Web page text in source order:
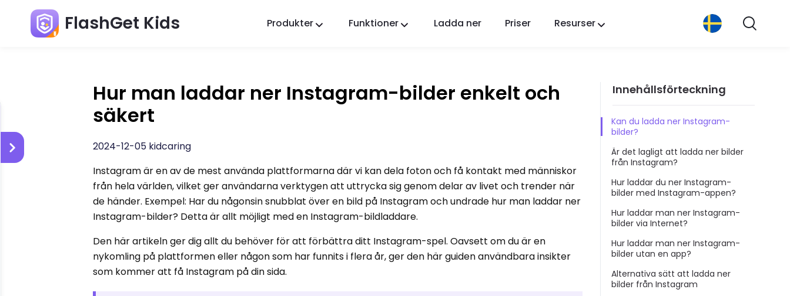
FlashGet Kids Produkter
FlashGet Finder
Funktioner Ladda ner Priser Resurser
Hur man laddar ner Instagram-bilder enkelt och
säkert
2024-12-05 kidcaring
Instagram är en av de mest använda plattformarna där vi kan dela foton och få kontakt med människor
från hela världen, vilket ger användarna verktygen att uttrycka sig genom delar av livet och trender när
de händer. Exempel: Har du någonsin snubblat över en bild på Instagram och undrade hur man laddar ner
Instagram-bilder? Detta är allt möjligt med en Instagram-bildladdare.
Den här artikeln ger dig allt du behöver för att förbättra ditt Instagram-spel. Oavsett om du är en
nykomling på plattformen eller någon som har funnits i flera år, ger den här guiden användbara insikter
som kommer att få Instagram på din sida.
Innehållsförteckning
Kan du ladda ner Instagram-
bilder?
Är det lagligt att ladda ner bilder
från Instagram?
Hur laddar du ner Instagram-
bilder med Instagram-appen?
Hur laddar man ner Instagram-
bilder via Internet?
Hur laddar man ner Instagram-
bilder utan en app?
Alternativa sätt att ladda ner
bilder från Instagram